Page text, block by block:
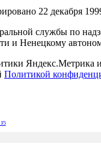
22 декабря
службы по
и Ненецкому
Яндекс.Метрика
Политикой
F5